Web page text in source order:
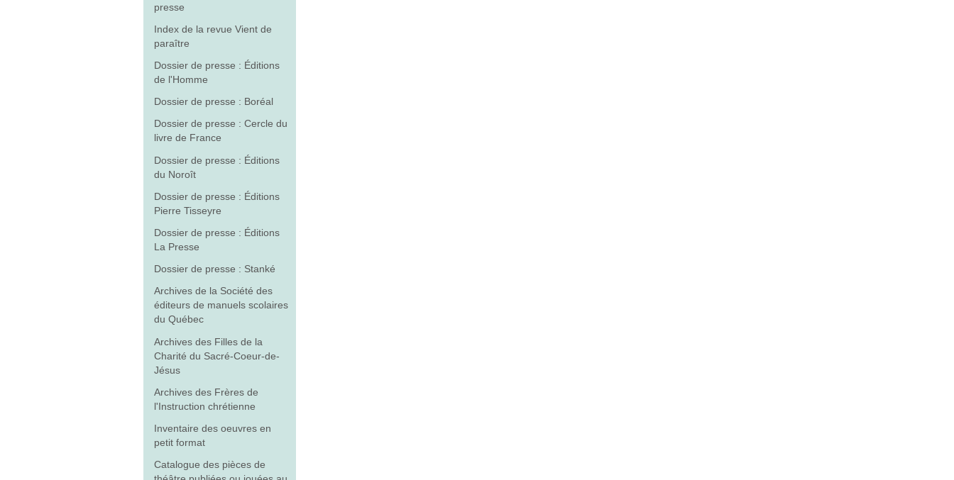
presse
Index de la revue Vient de
paraître
Dossier de presse : Éditions
de l'Homme
Dossier de presse : Boréal
Dossier de presse : Cercle du
livre de France
Dossier de presse : Éditions
du Noroît
Dossier de presse : Éditions
Pierre Tisseyre
Dossier de presse : Éditions
La Presse
Dossier de presse : Stanké
Archives de la Société des
éditeurs de manuels scolaires
du Québec
Archives des Filles de la
Charité du Sacré-Coeur-de-
Jésus
Archives des Frères de
l'Instruction chrétienne
Inventaire des oeuvres en
petit format
Catalogue des pièces de